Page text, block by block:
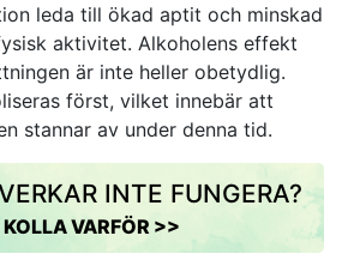
leda till ökad aptit och minskad
aktivitet. Alkoholens effekt
är inte heller obetydlig.
först, vilket innebär att
stannar av under denna tid.
INTE FUNGERA?
KOLLA VARFÖR >>